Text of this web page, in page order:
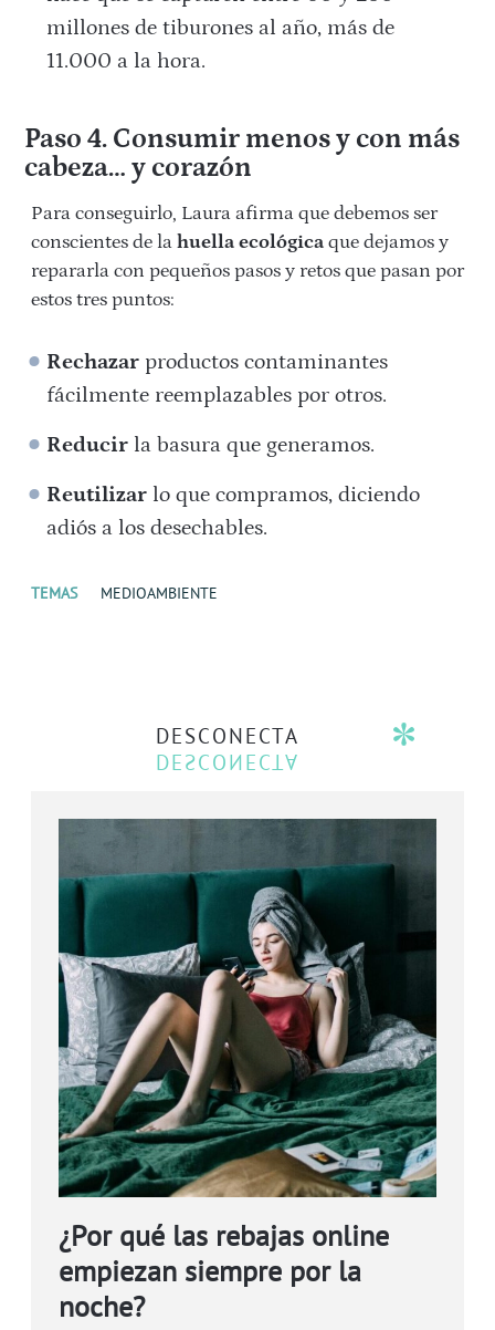
millones de tiburones al año, más de
11.000 a la hora.
Paso 4. Consumir menos y con más
cabeza… y corazón
Para conseguirlo, Laura afirma que debemos ser
conscientes de la huella ecológica que dejamos y
repararla con pequeños pasos y retos que pasan por
estos tres puntos:
Rechazar productos contaminantes
fácilmente reemplazables por otros.
Reducir la basura que generamos.
Reutilizar lo que compramos, diciendo
adiós a los desechables.
TEMAS MEDIOAMBIENTE
DESCONECTA
¿Por qué las rebajas online
empiezan siempre por la
noche?